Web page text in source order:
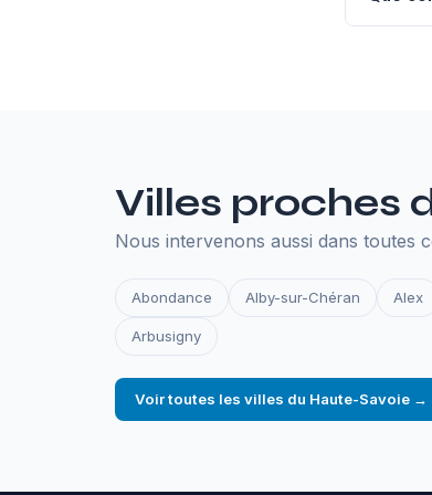
Villes proches
Nous intervenons aussi dans toutes
Abondance Alby-sur-Chéran Alex
Arbusigny
Voir toutes les villes du Haute-Savoie →